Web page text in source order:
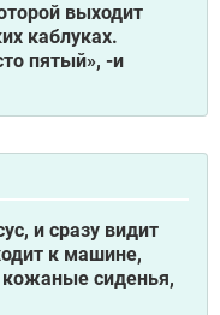
выходит
каблуках.
пятый», -и
и сразу видит
к машине,
сиденья,